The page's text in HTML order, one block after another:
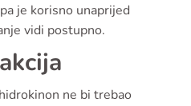
je korisno unaprijed
vidi postupno.
ne bi trebao